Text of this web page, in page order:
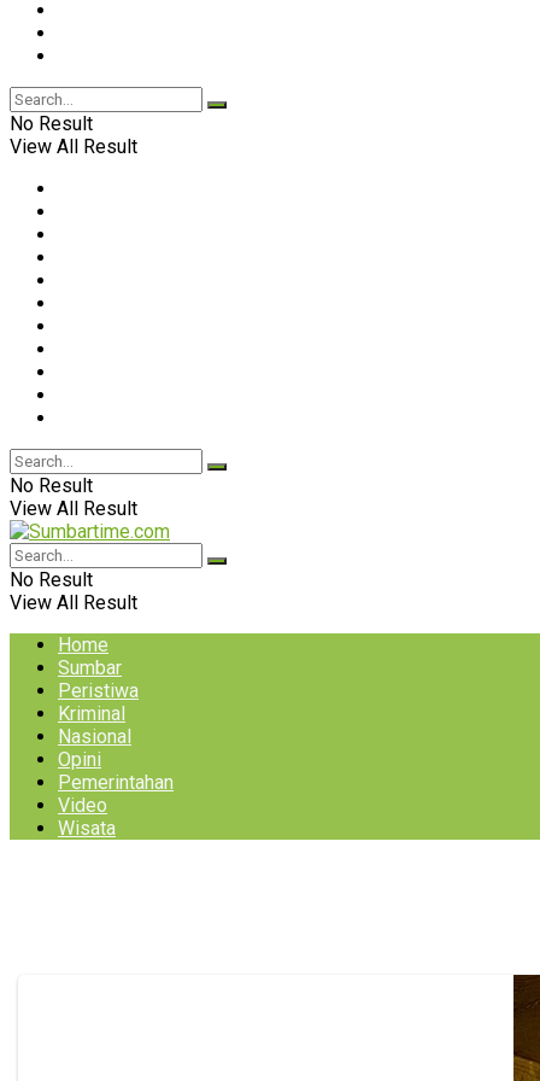
No Result
View All Result
No Result
View All Result
No Result
View All Result
Home
Sumbar
Peristiwa
Kriminal
Nasional
Opini
Pemerintahan
Video
Wisata